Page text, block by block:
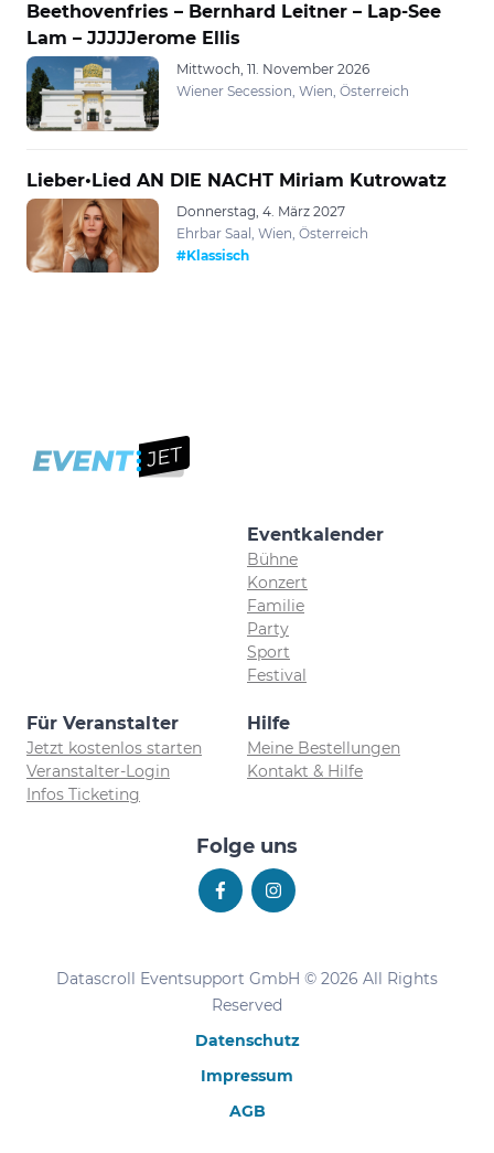
Beethovenfries – Bernhard Leitner – Lap-See
Lam – JJJJJerome Ellis
Mittwoch, 11. November 2026
Wiener Secession, Wien, Österreich
Lieber•Lied AN DIE NACHT Miriam Kutrowatz
Donnerstag, 4. März 2027
Ehrbar Saal, Wien, Österreich
#Klassisch
Eventkalender
Bühne
Konzert
Familie
Party
Sport
Festival
Für Veranstalter
Jetzt kostenlos starten
Veranstalter-Login
Infos Ticketing
Hilfe
Meine Bestellungen
Kontakt & Hilfe
Folge uns
Datascroll Eventsupport GmbH © 2026 All Rights
Reserved
Datenschutz
Impressum
AGB